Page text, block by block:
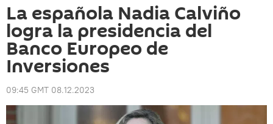
La española Nadia Calviño
logra la presidencia del
Banco Europeo de
Inversiones
09:45 GMT 08.12.2023